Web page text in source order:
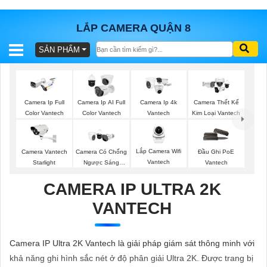
LẮP CAMERA QUẬN 8
BÁO
TRỌN
GÓI
SẢN
LẮP
SẢN PHẨM
Camera Ip Full
Color Vantech
Camera Ip AI Full
Color Vantech
Camera Ip 4k
Vantech
Camera Thết Kế
Kim Loại Vantech
Camera Vantech
Starlight
Camera Có Chống
Ngược Sáng
Lắp Camera Wifi
Vantech
Đầu Ghi PoE
Vantech
CAMERA IP ULTRA 2K
VANTECH
Camera IP Ultra 2K Vantech là giải pháp giám sát thông minh với
khả năng ghi hình sắc nét ở độ phân giải Ultra 2K. Được trang bị